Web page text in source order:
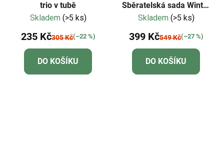
trio v tubě
Skladem (>5 ks)
235 Kč305 Kč(–22 %)
DO KOŠÍKU
Sběratelská sada Winter
Besties
Skladem (>5 ks)
399 Kč549 Kč(–27 %)
DO KOŠÍKU